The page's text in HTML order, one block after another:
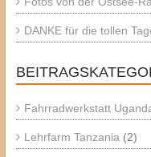
DANKE für die tollen
Fahrradwerkstatt
Lehrfarm Tanzania(2)